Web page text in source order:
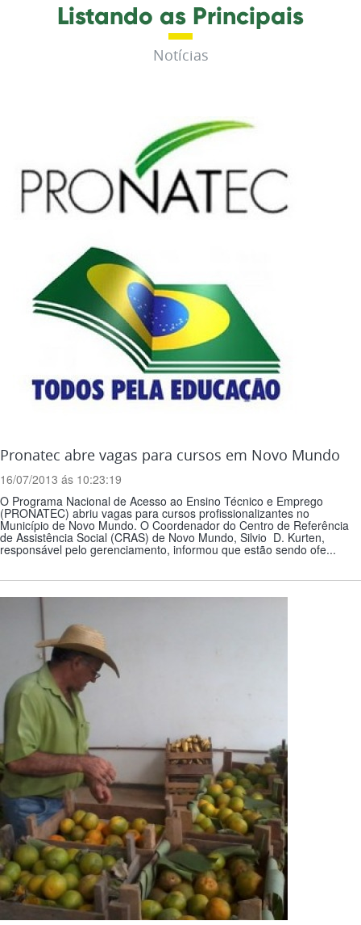
Listando as Principais
Notícias
Pronatec abre vagas para cursos em Novo Mundo
16/07/2013 ás 10:23:19
O Programa Nacional de Acesso ao Ensino Técnico e Emprego
(PRONATEC) abriu vagas para cursos profissionalizantes no
Município de Novo Mundo. O Coordenador do Centro de Referência
de Assistência Social (CRAS) de Novo Mundo, Silvio D. Kurten,
responsável pelo gerenciamento, informou que estão sendo ofe...